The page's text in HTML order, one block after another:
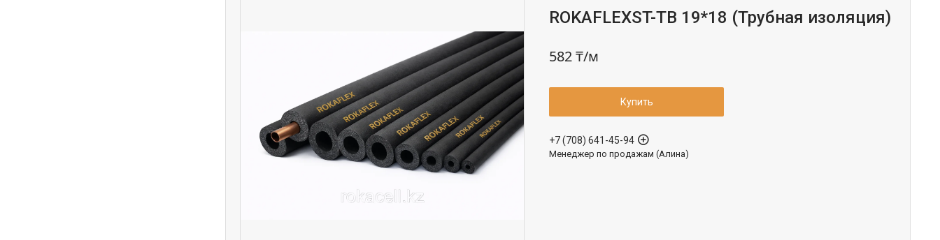
ROKAFLEXST-TB 19*18 (Трубная изоляция)
582 ₸/м
Купить
+7 (708) 641-45-94
Менеджер по продажам (Алина)